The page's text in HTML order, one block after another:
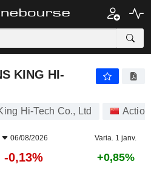
KING HI-
Hi-Tech Co., Ltd
06/08/2026 Varia. 1 janv.
-0,13% +0,85%